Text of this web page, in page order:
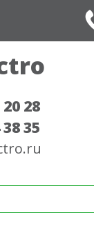
28
35